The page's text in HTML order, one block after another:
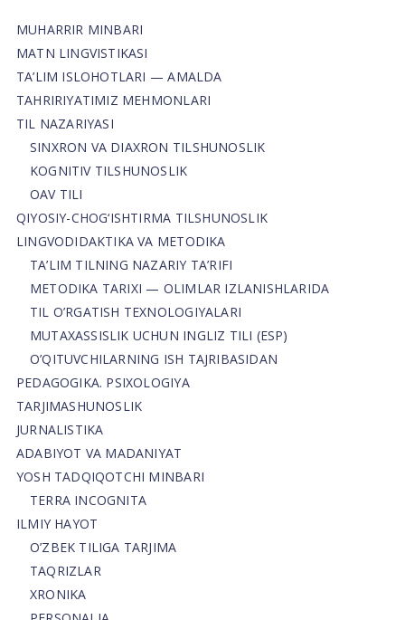
MUHARRIR MINBARI
MATN LINGVISTIKASI
TA’LIM ISLOHOTLARI — AMALDA
TAHRIRIYATIMIZ MEHMONLARI
TIL NAZARIYASI
SINXRON VA DIAXRON TILSHUNOSLIK
KOGNITIV TILSHUNOSLIK
OAV TILI
QIYOSIY-CHOG‘ISHTIRMA TILSHUNOSLIK
LINGVODIDAKTIKA VA METODIKA
TA’LIM TILNING NAZARIY TA’RIFI
METODIKA TARIXI — OLIMLAR IZLANISHLARIDA
TIL O’RGATISH TEXNOLOGIYALARI
MUTAXASSISLIK UCHUN INGLIZ TILI (ESP)
O’QITUVCHILARNING ISH TAJRIBASIDAN
PEDAGOGIKA. PSIXOLOGIYA
TARJIMASHUNOSLIK
JURNALISTIKA
ADABIYOT VA MADANIYAT
YOSH TADQIQOTCHI MINBARI
TERRA INCOGNITA
ILMIY HAYOT
O’ZBEK TILIGA TARJIMA
TAQRIZLAR
XRONIKA